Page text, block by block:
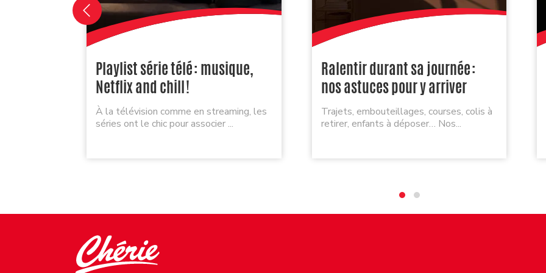
Playlist série télé : musique,
Netflix and chill !
À la télévision comme en streaming, les
séries ont le chic pour associer ...
Ralentir durant sa journée :
nos astuces pour y arriver
Trajets, embouteillages, courses, colis à
retirer, enfants à déposer… Nos...